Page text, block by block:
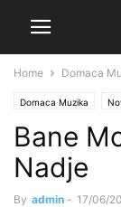
Home Domaca
Domaca Muzika
Bane
Nadje
By admin - 17/06/